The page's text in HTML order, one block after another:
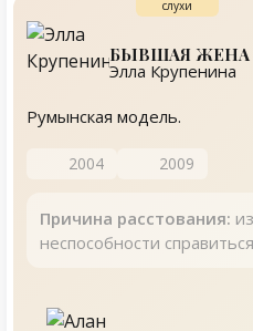
БЫВШАЯ ЖЕНА
Элла Крупенина
Румынская модель.
2004 2009
Причина расстования:
неспособности